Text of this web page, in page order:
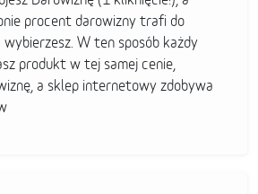
procent darowizny trafi do
W ten sposób każdy
produkt w tej samej cenie,
a sklep internetowy zdobywa